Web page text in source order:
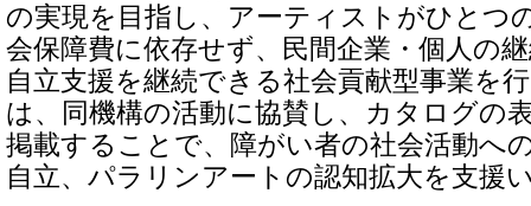
の実現を目指し、アーティストがひとつ
会保障費に依存せず、民間企業・個人の
自立支援を継続できる社会貢献型事業を
は、同機構の活動に協賛し、カタログの
掲載することで、障がい者の社会活動へ
自立、パラリンアートの認知拡大を支援